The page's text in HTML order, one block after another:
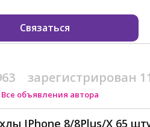
Связаться
зарегистрирован
Все объявления автора
IPhone 8/8Plus/X 65